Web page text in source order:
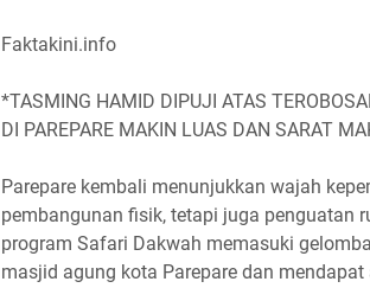
Faktakini.info
*TASMING HAMID DIPUJI ATAS
DI PAREPARE MAKIN LUAS DAN SARAT
Parepare kembali menunjukkan wajah
pembangunan fisik, tetapi juga penguatan
program Safari Dakwah memasuki
masjid agung kota Parepare dan